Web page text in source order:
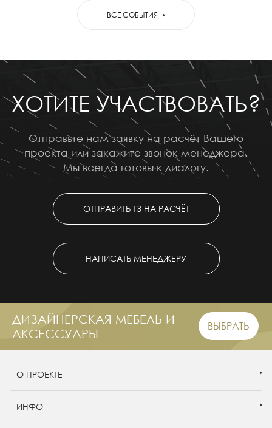
ВСЕ СОБЫТИЯ
ХОТИТЕ УЧАСТВОВАТЬ?
Отправьте нам заявку на расчёт Вашего
проекта или закажите звонок менеджера.
Мы всегда готовы к диалогу.
ОТПРАВИТЬ ТЗ НА РАСЧЁТ
НАПИСАТЬ МЕНЕДЖЕРУ
ДИЗАЙНЕРСКАЯ МЕБЕЛЬ И
АКСЕССУАРЫ
ВЫБРАТЬ
О ПРОЕКТЕ
ИНФО